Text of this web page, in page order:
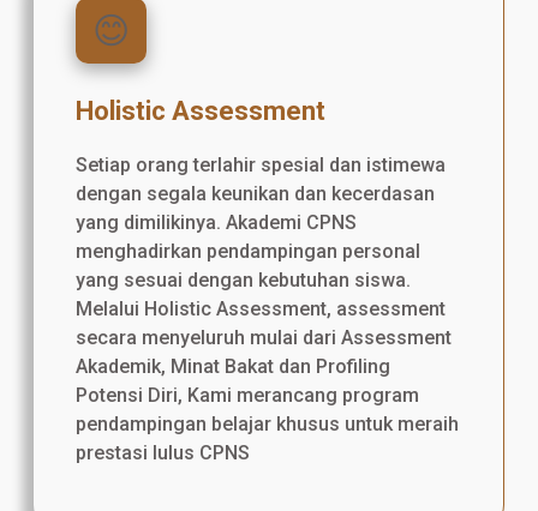
😊
Holistic Assessment
Setiap orang terlahir spesial dan istimewa
dengan segala keunikan dan kecerdasan
yang dimilikinya. Akademi CPNS
menghadirkan pendampingan personal
yang sesuai dengan kebutuhan siswa.
Melalui Holistic Assessment, assessment
secara menyeluruh mulai dari Assessment
Akademik, Minat Bakat dan Profiling
Potensi Diri, Kami merancang program
pendampingan belajar khusus untuk meraih
prestasi lulus CPNS